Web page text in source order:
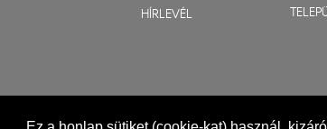
HÍRLEVÉL